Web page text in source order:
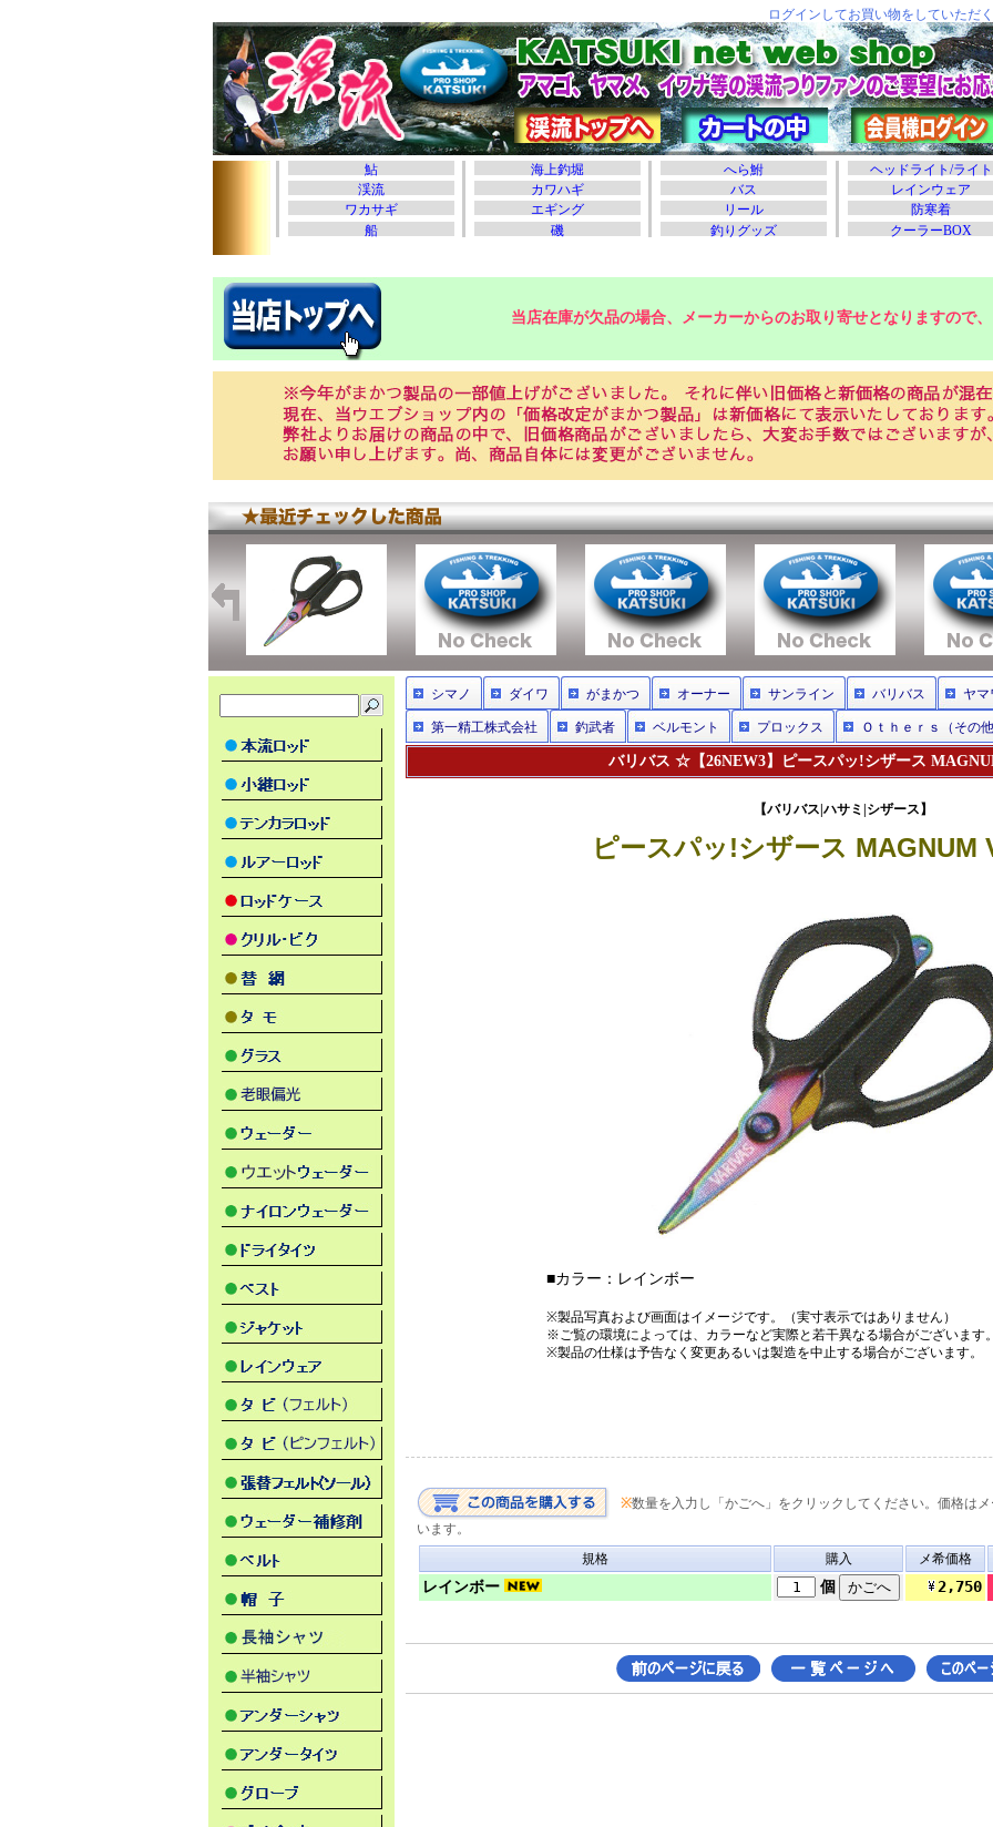
当店在庫が欠品の場合、メーカーからのお取り寄せとなりますので
シマノ ダイワ がまかつ オーナー サンライン バリバス ヤマ
第一精工株式会社 釣武者 ベルモント プロックス Ｏｔｈｅｒｓ（その
バリバス ☆【26NEW3】ピースパッ!シザース
【バリバス|ハサミ|シザース】
ピースパッ!シザース MAGNUM
■カラー：レインボー
※製品写真および画面はイメージです。（実寸表示ではありません）
※ご覧の環境によっては、カラーなど実際と若干異なる場合がございます
※製品の仕様は予告なく変更あるいは製造を中止する場合がございます。
※数量を入力し「かごへ」をクリックしてください。価格は
います。
規格
購入 メ希価格
レインボー 個 2,750